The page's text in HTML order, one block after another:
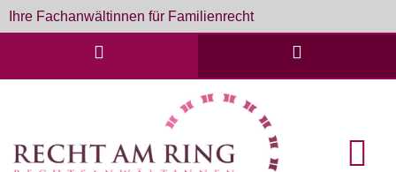
Zum
Inhalt
Ihre Fachanwältinnen für Familienrecht